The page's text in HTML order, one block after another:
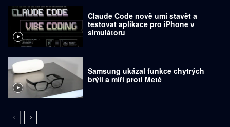
Claude Code nově umí stavět a
testovat aplikace pro iPhone v
simulátoru
Samsung ukázal funkce chytrých
brýlí a míří proti Metě